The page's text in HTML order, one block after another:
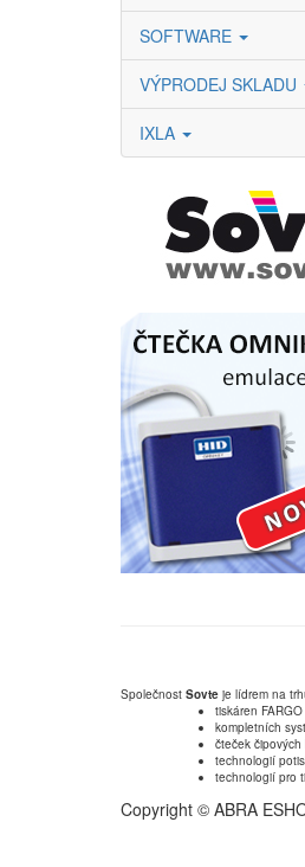
SOFTWARE
VÝPRODEJ SKLADU
IXLA
Společnost Sovte je lídrem na
tiskáren
kompletních
čteček
technologií
technologií pro
Copyright © ABRA